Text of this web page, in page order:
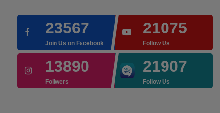
23567
Join Us on Facebook
21075
Follow Us
13890
Follwers
21907
Follow Us